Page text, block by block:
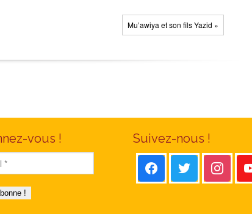
Mu’awiya et son fils Yazid »
vous ! Suivez-nous !